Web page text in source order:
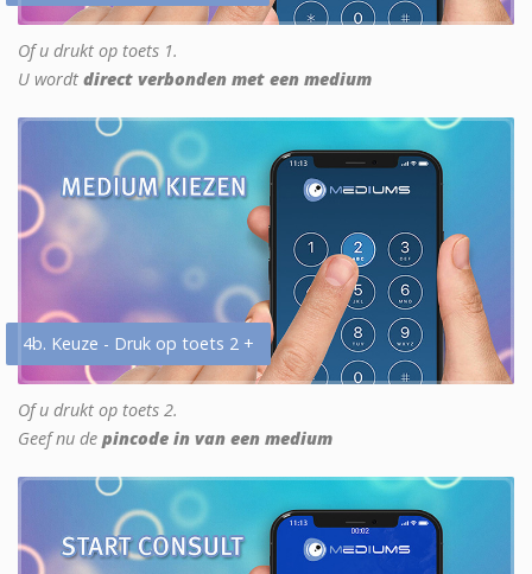
Of u drukt op toets 1.
U wordt direct verbonden met een medium
4b. Keuze - Druk op toets 2 +
Of u drukt op toets 2.
Geef nu de pincode in van een medium